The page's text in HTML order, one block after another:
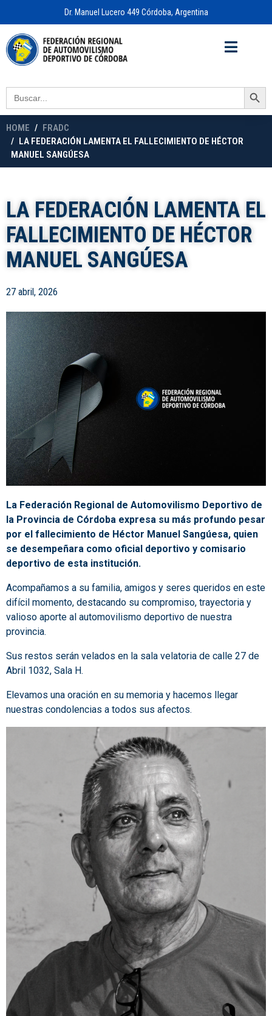
Dr. Manuel Lucero 449 Córdoba, Argentina
Search
for:
Search Button
HOME
FRADC
LA FEDERACIÓN LAMENTA EL FALLECIMIENTO DE HÉCTOR
MANUEL SANGÚESA
LA FEDERACIÓN LAMENTA EL
FALLECIMIENTO DE HÉCTOR
MANUEL SANGÚESA
27 abril, 2026
La Federación Regional de Automovilismo Deportivo de
la Provincia de Córdoba expresa su más profundo pesar
por el fallecimiento de Héctor Manuel Sangúesa, quien
se desempeñara como oficial deportivo y comisario
deportivo de esta institución.
Acompañamos a su familia, amigos y seres queridos en este
difícil momento, destacando su compromiso, trayectoria y
valioso aporte al automovilismo deportivo de nuestra
provincia.
Sus restos serán velados en la sala velatoria de calle 27 de
Abril 1032, Sala H.
Elevamos una oración en su memoria y hacemos llegar
nuestras condolencias a todos sus afectos.